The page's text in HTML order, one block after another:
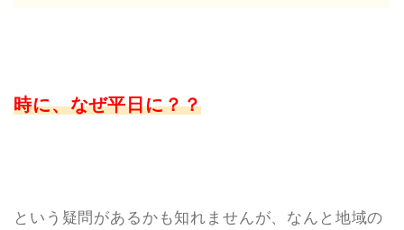
時に、なぜ平日に？？
という疑問があるかも知れませんが、なんと地域の